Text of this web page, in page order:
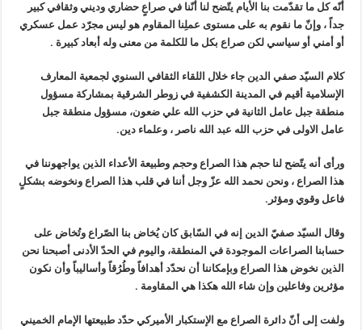
أنّه كل ما تقدّمت بنا الأيام يتّضح لنا أنّنا في صراعٍ حضاري وديني وثقافي كبير
جداً ، وإنّ ما نقوم به على مستوى عملِنا المقاوم هو ليس مجرّد عمل عسكري
أو أمني أو سياسي لكن صراع بكل ما للكلمة من معنى وله أبعاد كبيرة .
كلام السيّد صفي الدين جاء خلال اللقاء الثقافي السنوي لجمعية المعارف
الإسلامية أقيم في المدينة الكشفية في زوطر الشرقية بمشاركة مسؤول
منطقة جبل عامل الثانية في حزب الله علي ضعون، مسؤول منطقة جبل
عامل الاولى في حزب الله عبد الله ناصر ، وعلماء دين.
ورأى أنه يتّضح لنا حجم هذا الصراع وحجم وطبيعة الأعداء الذين يواجهوننا في
هذا الصراع ، ونحن نحمد الله عزّ وجل أننا في قلب هذا الصراع ونخوضه بشكلٍ
فاعل وقوي ومؤثر.
وقال السيّد صفيّ الدين إنه في السّابق كان يُخاض بنا الصّراع وتُخاض على
حسابنا الصراعات الموجودة في المنطقة، واليوم في الحدّ الأدنى أصبحنا نحن
الذين نخوض هذا الصراع وبإمكاننا أن نحدّد أهدافاً وطُرُقاً وأساليباً وأن نكون
مؤثرين وفاعلين وإن شاء الله هكذا هي المقاومة .
ولفت إلى أنّ دائرة الصراع مع الإستكبار الأميركي حدّد طبيعتها الإمام الخميني